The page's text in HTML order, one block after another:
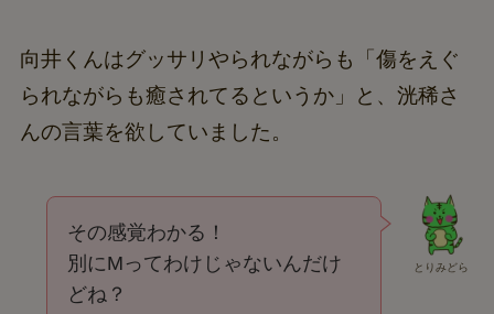
向井くんはグッサリやられながらも「傷をえぐ
られながらも癒されてるというか」と、洸稀さ
んの言葉を欲していました。
とりみどら
その感覚わかる！
別にMってわけじゃないんだけ
どね？